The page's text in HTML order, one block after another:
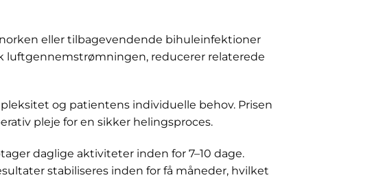
eller tilbagevendende bihuleinfektioner
luftgennemstrømningen, reducerer relaterede
og patientens individuelle behov. Prisen
pleje for en sikker helingsproces.
daglige aktiviteter inden for 7–10 dage.
stabiliseres inden for få måneder, hvilket